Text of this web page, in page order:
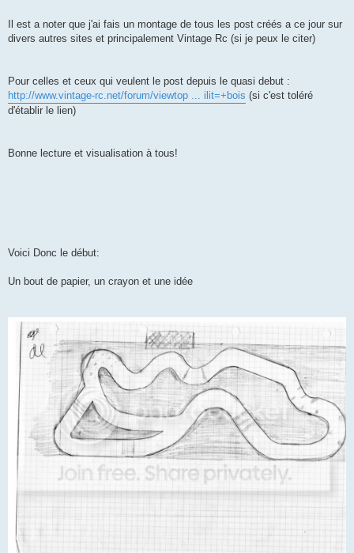
Il est a noter que j'ai fais un montage de tous les post créés a ce jour sur
divers autres sites et principalement Vintage Rc (si je peux le citer)
Pour celles et ceux qui veulent le post depuis le quasi debut :
http://www.vintage-rc.net/forum/viewtop ... ilit=+bois (si c'est toléré
d'établir le lien)
Bonne lecture et visualisation à tous!
Voici Donc le début:
Un bout de papier, un crayon et une idée